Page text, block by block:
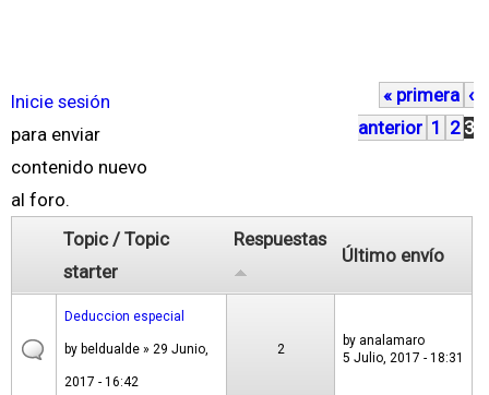
Inicie sesión
para enviar
contenido nuevo
al foro.
P
á
g
i
s
« primera ‹
anterior 1 2 3
Topic / Topic
starter
Respuestas
Último envío
Deduccion especial
by beldualde » 29 Junio,
2017 - 16:42
2
by analamaro
5 Julio, 2017 - 18:31